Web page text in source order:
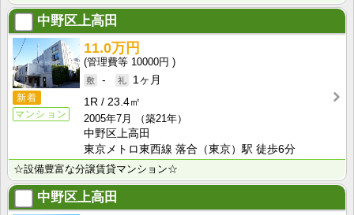
中野区上高田
新着
マンション
11.0万円
10000円
-
1ヶ月
1R
23.4㎡
2005年7月
（築21年）
中野区上高田
東京メトロ東西線 落合（東京）駅 徒歩6分
☆設備豊富な分譲賃貸マンション☆
中野区上高田